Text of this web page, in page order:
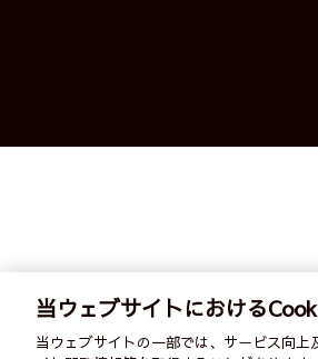
当ウェブサイトにおける
当ウェブサイトの一部では、サービス向